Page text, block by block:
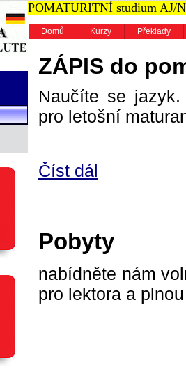
POMATURITNÍ studium AJ/
Domů Kurzy Překlady
ZÁPIS do
Naučíte se
pro letošní
Číst dál
Pobyty
nabídněte nám
pro lektora a